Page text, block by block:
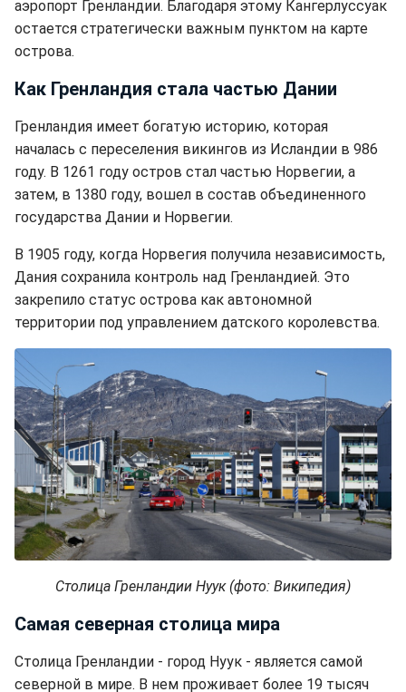
аэропорт Гренландии. Благодаря этому Кангерлуссуак
остается стратегически важным пунктом на карте
острова.
Как Гренландия стала частью Дании
Гренландия имеет богатую историю, которая
началась с переселения викингов из Исландии в 986
году. В 1261 году остров стал частью Норвегии, а
затем, в 1380 году, вошел в состав объединенного
государства Дании и Норвегии.
В 1905 году, когда Норвегия получила независимость,
Дания сохранила контроль над Гренландией. Это
закрепило статус острова как автономной
территории под управлением датского королевства.
Столица Гренландии Нуук (фото: Википедия)
Самая северная столица мира
Столица Гренландии - город Нуук - является самой
северной в мире. В нем проживает более 19 тысяч